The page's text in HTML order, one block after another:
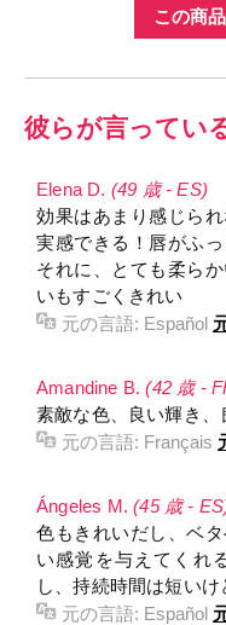
この商
彼らが言ってい
Elena D. (49 歳 - ES)
効果はあまり感じら
実感できる！唇がふ
それに、とても柔ら
いもすごくきれい
元の言語: Español
Amandine B.(42 歳 -
素敵な色、良い輝き、
元の言語: Français
Ángeles M.(45 歳 -
色もきれいだし、ベ
い感覚を与えてくれ
し、持続時間は短いけ
元の言語: Español